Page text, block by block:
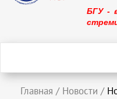
БГУ -
Главная / Новости /